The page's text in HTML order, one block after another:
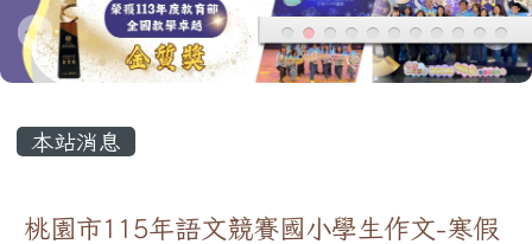
本站消息
桃園市115年語文競賽國小學生作文-寒假